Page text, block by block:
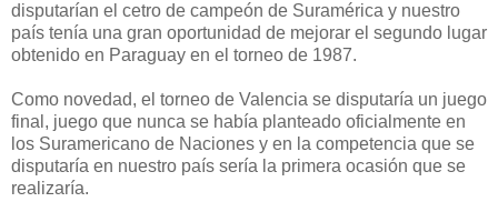
disputarían el cetro de campeón de Suramérica y nuestro
país tenía una gran oportunidad de mejorar el segundo lugar
obtenido en Paraguay en el torneo de 1987.
Como novedad, el torneo de Valencia se disputaría un juego
final, juego que nunca se había planteado oficialmente en
los Suramericano de Naciones y en la competencia que se
disputaría en nuestro país sería la primera ocasión que se
realizaría.